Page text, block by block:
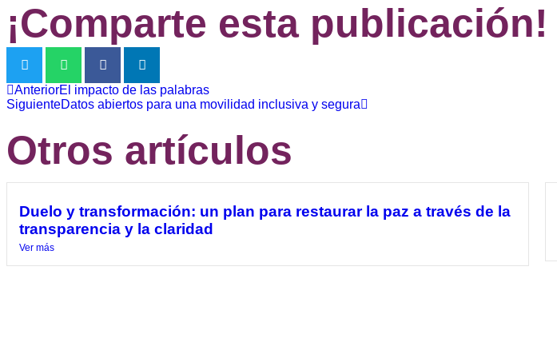
¡Comparte esta publicación!
AnteriorEl impacto de las palabras
SiguienteDatos abiertos para una movilidad inclusiva y segura
Otros artículos
Duelo y transformación: un plan para restaurar la paz a través de la
transparencia y la claridad
Ver más